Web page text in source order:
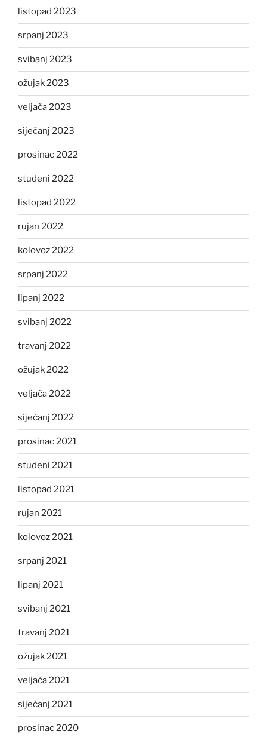
listopad 2023
srpanj 2023
svibanj 2023
ožujak 2023
veljača 2023
siječanj 2023
prosinac 2022
studeni 2022
listopad 2022
rujan 2022
kolovoz 2022
srpanj 2022
lipanj 2022
svibanj 2022
travanj 2022
ožujak 2022
veljača 2022
siječanj 2022
prosinac 2021
studeni 2021
listopad 2021
rujan 2021
kolovoz 2021
srpanj 2021
lipanj 2021
svibanj 2021
travanj 2021
ožujak 2021
veljača 2021
siječanj 2021
prosinac 2020